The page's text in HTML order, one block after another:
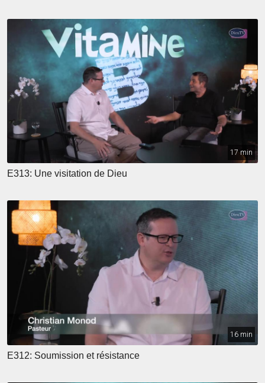
17 min
E313: Une visitation de Dieu
16 min
E312: Soumission et résistance